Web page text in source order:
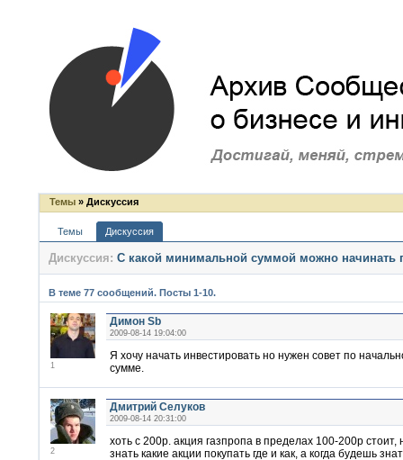
Темы » Дискуссия
Темы Дискуссия
Дискуссия: С какой минимальной суммой можно начинать
В теме 77 сообщений. Посты 1-10.
1
Димон Sb
2009-08-14 19:04:00
Я хочу начать инвестировать но нужен совет по
сумме.
2
Дмитрий Селуков
2009-08-14 20:31:00
хоть с 200р. акция газпропа в пределах 100-200р стоит,
знать какие акции покупать где и как, а когда будешь